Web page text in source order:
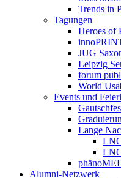
Trends in
Tagungen
Heroes of
JUG
Leipzig
forum
World
Events und
Lange
Alumni-Netzwerk